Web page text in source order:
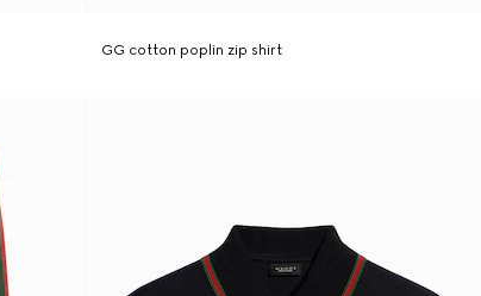
GG cotton poplin zip shirt